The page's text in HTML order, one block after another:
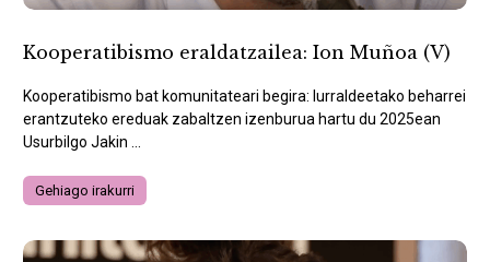
Kooperatibismo eraldatzailea: Ion Muñoa (V)
Kooperatibismo bat komunitateari begira: lurraldeetako beharrei
erantzuteko ereduak zabaltzen izenburua hartu du 2025ean
Usurbilgo Jakin ...
Gehiago irakurri